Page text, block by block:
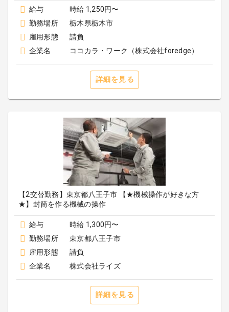
給与
時給 1,250円〜
勤務場所
栃木県栃木市
雇用形態
請負
企業名
ココカラ・ワーク（株式会社foredge）
詳細を見る
【2交替勤務】東京都八王子市 【★機械操作が好きな方
★】封筒を作る機械の操作
給与
時給 1,300円〜
勤務場所
東京都八王子市
雇用形態
請負
企業名
株式会社ライズ
詳細を見る